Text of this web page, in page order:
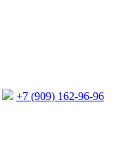
+7 (909) 162-96-96